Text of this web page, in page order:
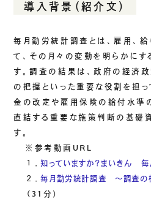
導入背景（紹介文）
毎月勤労統計調査とは、雇用、
て、その月々の変動を明らかに
す。調査の結果は、政府の経済
の把握といった重要な役割を担
金の改定や雇用保険の給付水準
直結する重要な施策判断の基礎
す。
※参考動画URL
１．知っていますか？まいきん
２．毎月勤労統計調査 ～調査の
（31分）